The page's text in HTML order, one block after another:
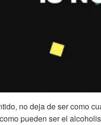
no deja de ser como
pueden ser el